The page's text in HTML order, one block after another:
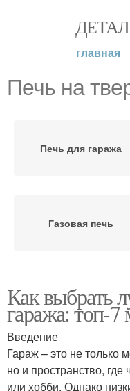
главная
Печь на
Печь для гаража
Газовая печь
Инфракрасная печь
Как выбрать
гаража: топ-7
Введение
Гараж – это не только
но и пространство,
или хобби. Однако